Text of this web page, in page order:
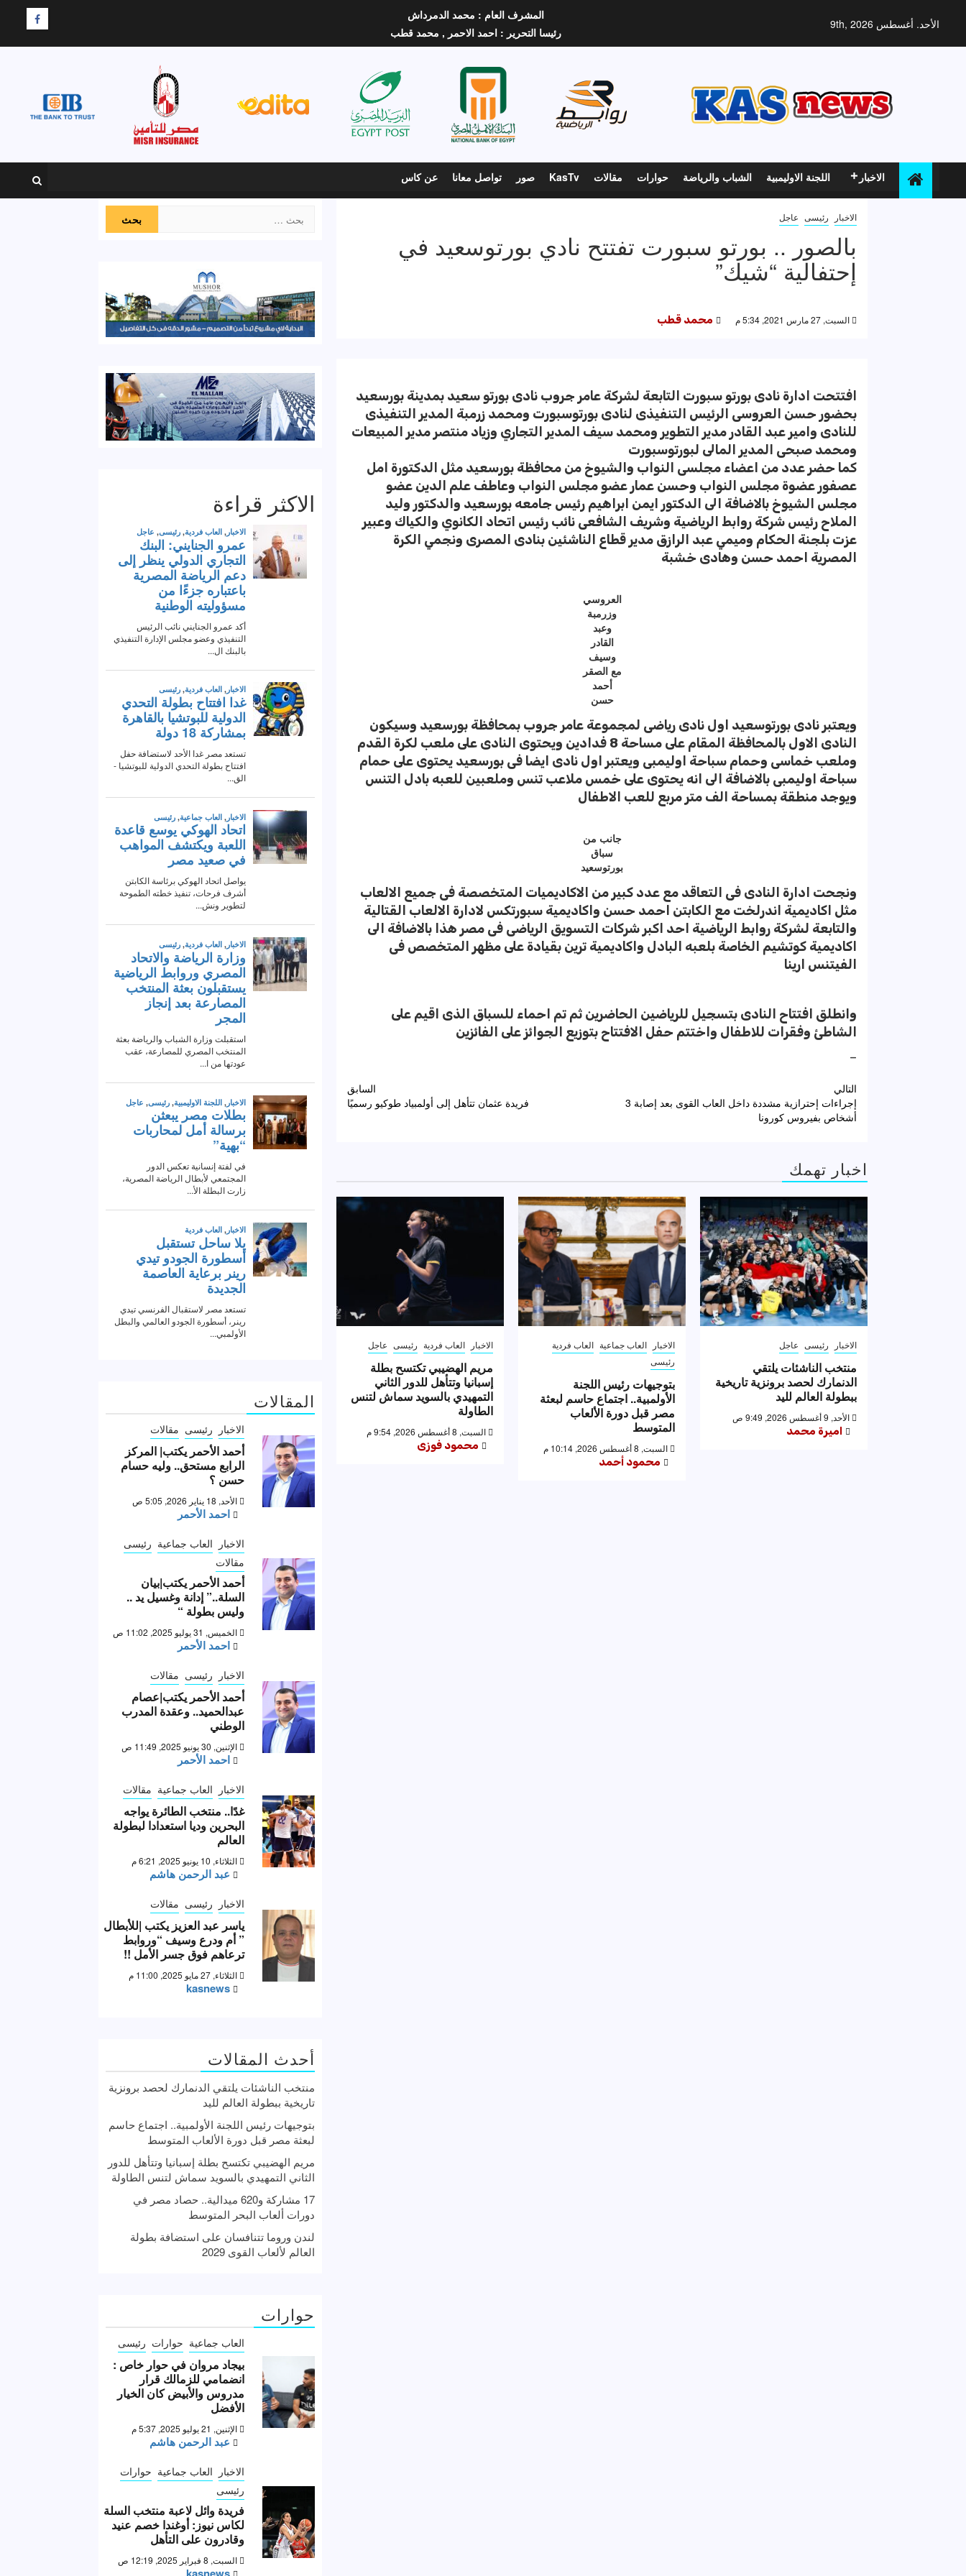
الأحد. أغسطس 9th, 2026
المشرف العام : محمد الدمرداش
رئيسا التحرير : احمد الاحمر , محمد قطب
F
الاخبار اللجنة الاوليمبية الشباب والرياضة حوارات مقالات KasTv صور تواصل معانا عن كاس
الاخبار رئيسى عاجل
بالصور .. بورتو سبورت تفتتح نادي بورتوسعيد في
إحتفالية “شيك”
السبت, 27 مارس 2021, 5:34 م محمد قطب
افتتحت ادارة نادى بورتو سبورت التابعة لشركة عامر جروب نادى بورتو سعيد بمدينة بورسعيد
بحضور حسن العروسى الرئيس التنفيذى لنادى بورتوسبورت ومحمد زرمبة المدير التنفيذى
للنادى وامير عبد القادر مدير التطوير ومحمد سيف المدير التجاري وزياد منتصر مدير المبيعات
ومحمد صبحى المدير المالى لبورتوسبورت
كما حضر عدد من اعضاء مجلسى النواب والشيوخ من محافظة بورسعيد مثل الدكتورة امل
عصفور عضوة مجلس النواب وحسن عمار عضو مجلس النواب وعاطف علم الدين عضو
مجلس الشيوخ بالاضافة الى الدكتور ايمن ابراهيم رئيس جامعه بورسعيد والدكتور وليد
الملاح رئيس شركة روابط الرياضية وشريف الشافعى نائب رئيس اتحاد الكانوي والكياك وعبير
عزت بلجنة الحكام وميمي عبد الرازق مدير قطاع الناشئين بنادى المصرى ونجمي الكرة
المصرية احمد حسن وهادى خشبة
العروسي
وزرمبة
وعبد
القادر
وسيف
مع الصقر
أحمد
حسن
ويعتبر نادى بورتوسعيد اول نادى رياضى لمجموعة عامر جروب بمحافظة بورسعيد وسيكون
النادى الاول بالمحافظة المقام على مساحة 8 فدادين ويحتوى النادى على ملعب لكرة القدم
وملعب خماسى وحمام سباحة اوليمبى ويعتبر اول نادى ايضا فى بورسعيد يحتوى على حمام
سباحة اوليمبى بالاضافة الى انه يحتوى على خمس ملاعب تنس وملعبين للعبه بادل التنس
ويوجد منطقة بمساحة الف متر مربع للعب الاطفال
جانب من
سباق
بورتوسعيد
ونجحت ادارة النادى فى التعاقد مع عدد كبير من الاكاديميات المتخصصة فى جميع الالعاب
مثل اكاديمية اندرلخت مع الكابتن احمد حسن واكاديمية سبورتكس لادارة الالعاب القتالية
والتابعة لشركة روابط الرياضية احد اكبر شركات التسويق الرياضى فى مصر هذا بالاضافة الى
اكاديمية كوتشيم الخاصة بلعبه البادل واكاديمية ترين بقيادة على مظهر المتخصص فى
الفيتنس ارينا
وانطلق افتتاح النادى بتسجيل للرياضين الحاضرين ثم تم احماء للسباق الذى اقيم على
الشاطئ وفقرات للاطفال واختتم حفل الافتتاح بتوزيع الجوائز على الفائزين
–
تصفّح
المقالات
السابق
فريدة عثمان تتأهل إلى أولمبياد طوكيو رسميًا
التالي
إجراءات إحترازية مشددة داخل العاب القوى بعد إصابة 3
أشخاص بفيروس كورونا
اخبار تهمك
الاخبار رئيسى عاجل
منتخب الناشئات يلتقي
الدنمارك لحصد برونزية تاريخية
ببطولة العالم لليد
الأحد, 9 أغسطس 2026, 9:49 ص
اميرة محمد
الاخبار العاب جماعية العاب فردية
رئيسى
بتوجيهات رئيس اللجنة
الأولمبية.. اجتماع حاسم لبعثة
مصر قبل دورة الألعاب
المتوسط
السبت, 8 أغسطس 2026, 10:14 م
محمود أحمد
الاخبار العاب فردية رئيسى عاجل
مريم الهضيبي تكتسح بطلة
إسبانيا وتتأهل للدور الثاني
التمهيدي بالسويد سماش لتنس
الطاولة
السبت, 8 أغسطس 2026, 9:54 م
محمود فوزى
عن:
الاكثر قراءة
المقالات
الاخبار رئيسى مقالات
أحمد الأحمر يكتب| المركز
الرابع مستحق.. وليه حسام
حسن ؟
الأحد, 18 يناير 2026, 5:05 ص
احمد الأحمر
الاخبار العاب جماعية رئيسى
مقالات
أحمد الأحمر يكتب|بيان
السلة..” إدانة وغسيل يد ..
وليس بطولة “
الخميس, 31 يوليو 2025, 11:02 ص
احمد الأحمر
الاخبار رئيسى مقالات
أحمد الأحمر يكتب|عصام
عبدالحميد.. وعقدة المدرب
الوطني
الإثنين, 30 يونيو 2025, 11:49 ص
احمد الأحمر
الاخبار العاب جماعية مقالات
غدًا.. منتخب الطائرة يواجه
البحرين وديا استعدادا لبطولة
العالم
الثلاثاء, 10 يونيو 2025, 6:21 م
عبد الرحمن هاشم
الاخبار رئيسى مقالات
ياسر عبد العزيز يكتب |للأبطال
” أم ودرع وسيف “وروابط
ترعاهم فوق جسر الأمل !!
الثلاثاء, 27 مايو 2025, 11:00 م
kasnews
أحدث المقالات
منتخب الناشئات يلتقي الدنمارك لحصد برونزية
تاريخية ببطولة العالم لليد
بتوجيهات رئيس اللجنة الأولمبية.. اجتماع حاسم
لبعثة مصر قبل دورة الألعاب المتوسط
مريم الهضيبي تكتسح بطلة إسبانيا وتتأهل للدور
الثاني التمهيدي بالسويد سماش لتنس الطاولة
17 مشاركة و620 ميدالية.. حصاد مصر في
دورات ألعاب البحر المتوسط
لندن وروما تتنافسان على استضافة بطولة
العالم لألعاب القوى 2029
حوارات
العاب جماعية حوارات رئيسى
بيجاد مروان في حوار خاص :
انضمامي للزمالك قرار
مدروس والأبيض كان الخيار
الأفضل
الإثنين, 21 يوليو 2025, 5:37 م
عبد الرحمن هاشم
الاخبار العاب جماعية حوارات
رئيسى
فريدة وائل لاعبة منتخب السلة
لكاس نيوز: أوغندا خصم عنيد
وقادرون على التأهل
السبت, 8 فبراير 2025, 12:19 ص